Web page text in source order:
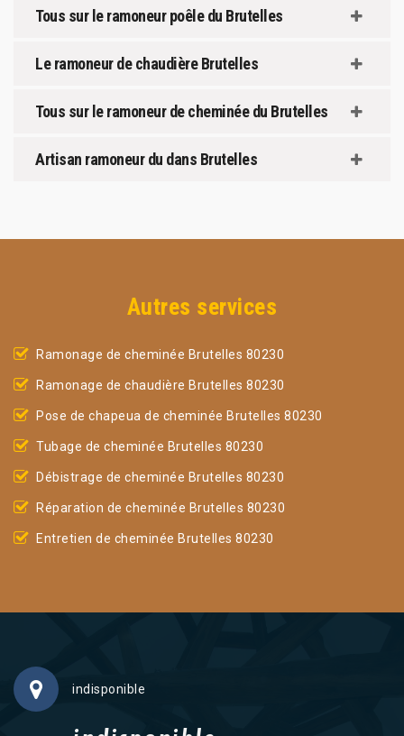
Tous sur le ramoneur poêle du Brutelles
Le ramoneur de chaudière Brutelles
Tous sur le ramoneur de cheminée du Brutelles
Artisan ramoneur du dans Brutelles
Autres services
Ramonage de cheminée Brutelles 80230
Ramonage de chaudière Brutelles 80230
Pose de chapeua de cheminée Brutelles 80230
Tubage de cheminée Brutelles 80230
Débistrage de cheminée Brutelles 80230
Réparation de cheminée Brutelles 80230
Entretien de cheminée Brutelles 80230
indisponible